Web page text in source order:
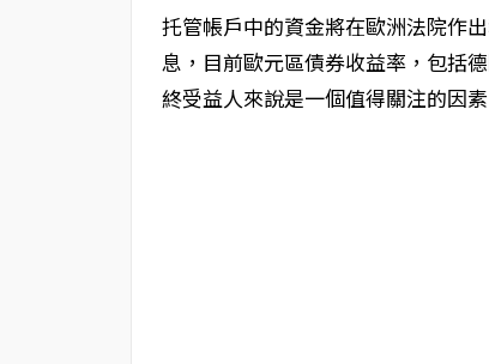
托管帳戶中的資金將在歐洲法院作
息，目前歐元區債券收益率，包括
終受益人來說是一個值得關注的因素